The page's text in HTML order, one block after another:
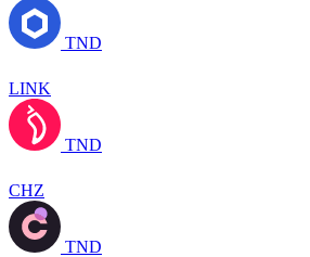
TND
LINK
TND
CHZ
TND